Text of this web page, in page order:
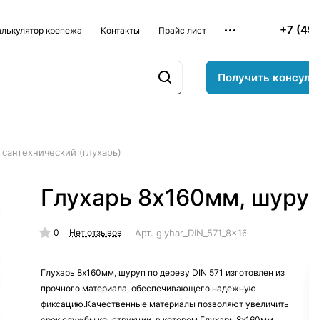
крепежа Контакты Прайс лист +7
Получить
(глухарь)
Глухарь 8х160мм,
0 Нет отзывов Арт. glyhar_DIN_571_8x160
Глухарь 8х160мм, шуруп по дереву DIN 571 изготовлен из
прочного материала, обеспечивающего надежную
фиксацию.Качественные материалы позволяют увеличить